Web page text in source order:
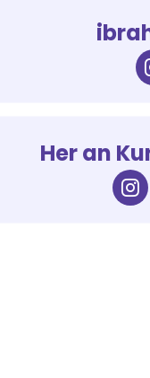
Her an